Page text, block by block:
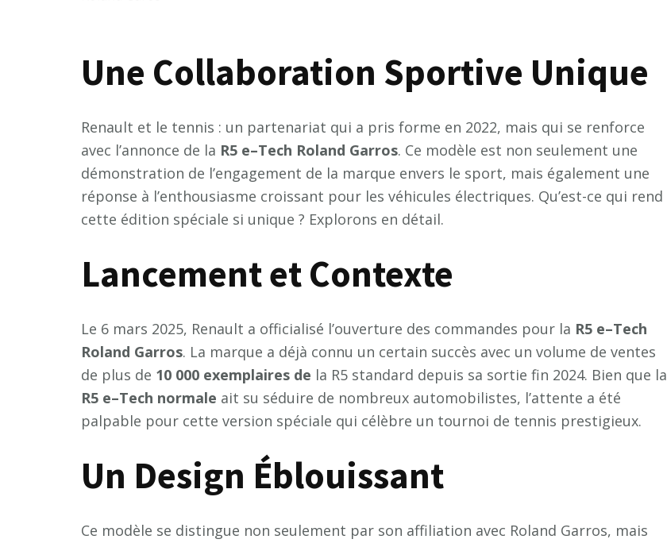
Une Collaboration Sportive Unique
Renault et le tennis : un partenariat qui a pris forme en 2022, mais qui se renforce
avec l’annonce de la R5 e–Tech Roland Garros. Ce modèle est non seulement une
démonstration de l’engagement de la marque envers le sport, mais également une
réponse à l’enthousiasme croissant pour les véhicules électriques. Qu’est-ce qui rend
cette édition spéciale si unique ? Explorons en détail.
Lancement et Contexte
Le 6 mars 2025, Renault a officialisé l’ouverture des commandes pour la R5 e–Tech
Roland Garros. La marque a déjà connu un certain succès avec un volume de ventes
de plus de 10 000 exemplaires de la R5 standard depuis sa sortie fin 2024. Bien que la
R5 e–Tech normale ait su séduire de nombreux automobilistes, l’attente a été
palpable pour cette version spéciale qui célèbre un tournoi de tennis prestigieux.
Un Design Éblouissant
Ce modèle se distingue non seulement par son affiliation avec Roland Garros, mais